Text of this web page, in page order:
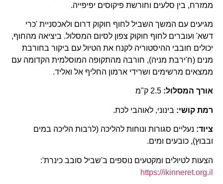
ממזרח, בין סלעים וחורשת פיקוסים יפיפייה.
מגיעים עם המשך השביל לחוף חוקוק דרום ולאכסניית 'כרי
דשא' ועוברים לחוף חוקוק צפון לסיום המסלול. ביציאה מהחוף,
יכולים חובבי ההיסטוריה לקנח את הטיול עם ביקור בחורבת
מנים (ח'ירבת מניה), חורבה מהתקופה המוסלמית הקדומה עם
ממצאים מרשימים ושרידי ארמון החליף אל ואליד.
אורך המסלול:2.5 ק"מ
רמת קושי:בינוני, לאוהבי לכת.
ציוד:נעליים סגורות ונוחות להליכה (לרבות הליכה במים
ובבוץ), כובעים ומים.
הצעות לטיולים ומקטעים נוספים ב'שביל סובב כינרת':
https://ikinneret.org.il